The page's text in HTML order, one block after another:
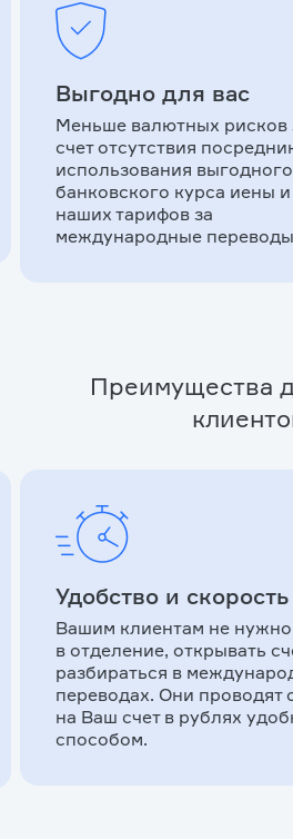
Выгодно для вас
Меньше валютных рисков
счет отсутствия
использования выгодного
банковского курса иены и
наших тарифов за
международные переводы
Преимущества
Удобство и скорость
Вашим клиентам не
в отделение, открывать
разбираться в
переводах. Они проводят
на Ваш счет в рублях
способом.